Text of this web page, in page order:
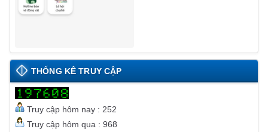
THỐNG KÊ TRUY CẬP
Truy cập hôm nay : 252
Truy cập hôm qua : 968